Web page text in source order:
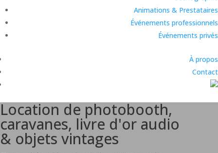
Animations & Prestataires
Événements professionnels
Événements privés
À propos
Contact
Location de photobooth,
caravanes, livre d'or audio
& objets vintages